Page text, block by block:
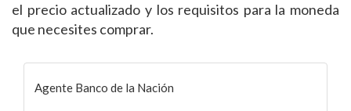
el precio actualizado y los requisitos para la moneda
que necesites comprar.
Agente Banco de la Nación